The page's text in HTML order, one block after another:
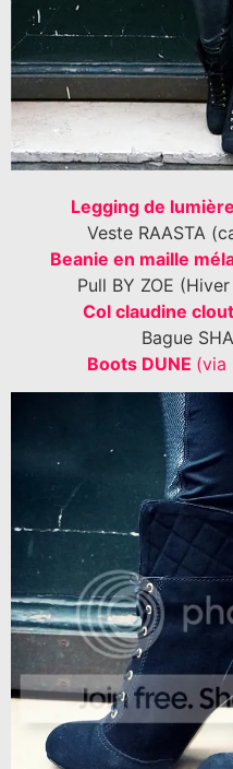
Legging de
Veste RAASTA
Beanie en maille
Pull BY ZOE
Col claudine
Bague
Boots DUNE (via